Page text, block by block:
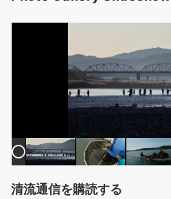
清流通信を購読する